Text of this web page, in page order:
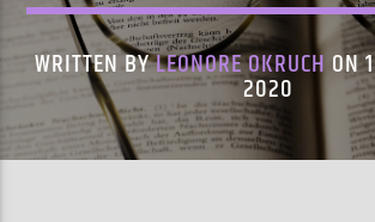
WRITTEN BYLEONORE OKRUCH ON
2020